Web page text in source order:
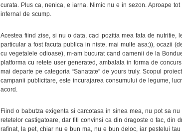
curata. Plus ca, nenica, e iarna. Nimic nu e in sezon. Aproape
infernal de scump.
Acestea fiind zise, si nu o data, caci pozitia mea fata de nutritie,
particular a fost facuta publica in niste, mai multe asa:)), ocazii
cu vegetalele odioase), m-am bucurat cand oamenii de la
platforma cu retete user generated, ambalata in forma de
mai departe pe categoria “Sanatate” de yours truly. Scopul
campanii publicitare, este incurajarea consumului de legume,
acord.
Fiind o babutza exigenta si carcotasa in sinea mea, nu pot sa
retetelor castigatoare, dar fiti convinsi ca din dragoste o fac, din
rafinat, la pet, chiar nu e bun ma, nu e bun deloc, iar pestelui